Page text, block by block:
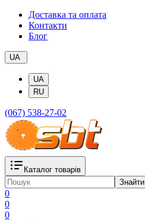
Доставка та оплата
Контакти
Блог
UA
UA
RU
(067) 538-27-02
Каталог товарів
Знайти
0
0
0